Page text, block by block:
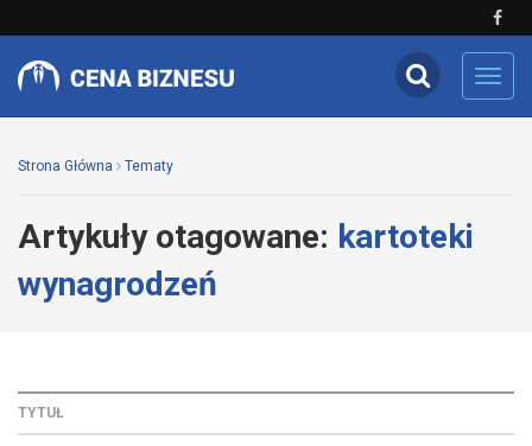
Strona Główna Tematy
Artykuły otagowane: kartoteki
wynagrodzeń
TYTUŁ